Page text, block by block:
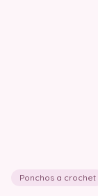
Ponchos a crochet